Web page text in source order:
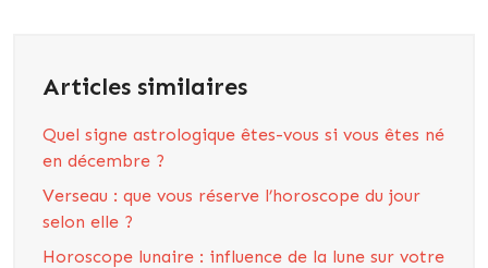
Articles similaires
Quel signe astrologique êtes-vous si vous êtes né
en décembre ?
Verseau : que vous réserve l’horoscope du jour
selon elle ?
Horoscope lunaire : influence de la lune sur votre